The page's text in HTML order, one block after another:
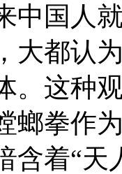
中国人
大都认
。这种
螂拳作
含着“天